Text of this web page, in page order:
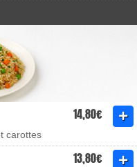
14,80€
carottes
13,80€